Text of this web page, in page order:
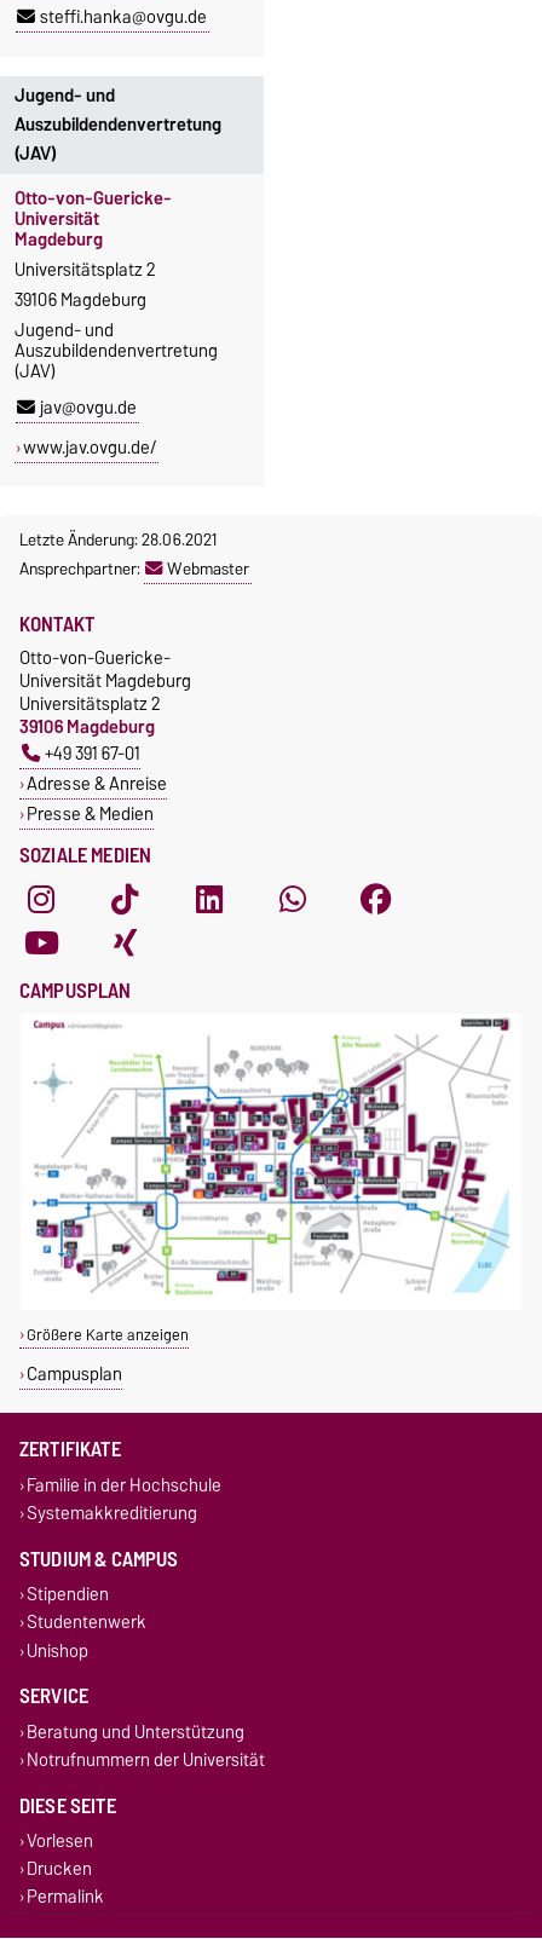
steffi.hanka@ovgu.de
Jugend- und
Auszubildendenvertretung
(JAV)
Otto-von-Guericke-
Universität
Magdeburg
Universitätsplatz 2
39106 Magdeburg
Jugend- und
Auszubildendenvertretung
(JAV)
jav@ovgu.de
www.jav.ovgu.de/
Letzte Änderung: 28.06.2021
Ansprechpartner:
Webmaster
SOZIALE MEDIEN
KONTAKT
Otto-von-Guericke-
Universität Magdeburg
Universitätsplatz 2
39106 Magdeburg
+49 391 67-01
Adresse & Anreise
Presse & Medien
CAMPUSPLAN
Größere Karte anzeigen
Campusplan
ZERTIFIKATE
Familie in der Hochschule
Systemakkreditierung
STUDIUM & CAMPUS
Stipendien
Studentenwerk
Unishop
SERVICE
Beratung und Unterstützung
Notrufnummern der Universität
DIESE SEITE
Vorlesen
Drucken
Permalink